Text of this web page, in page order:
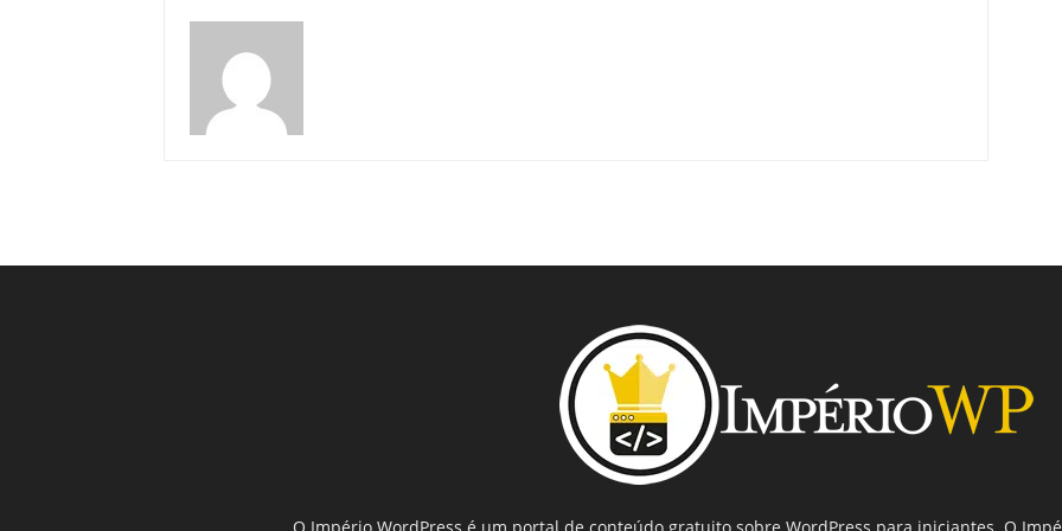
O Império WordPress é um portal de conteúdo gratuito sobre WordPress para iniciantes. O